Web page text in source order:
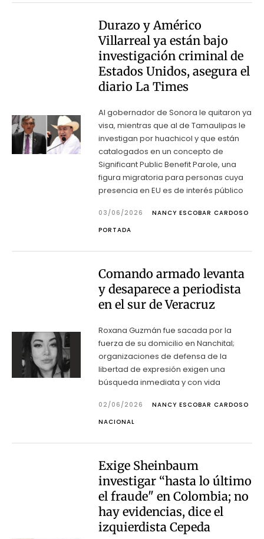
Durazo y Américo
Villarreal ya están bajo
investigación criminal de
Estados Unidos, asegura el
diario La Times
Al gobernador de Sonora le quitaron ya
visa, mientras que al de Tamaulipas le
investigan por huachicol y que están
catalogados en un concepto de
Significant Public Benefit Parole, una
figura migratoria para personas cuya
presencia en EU es de interés público
03/06/2026
NANCY ESCOBAR CARDOSO
PORTADA
Comando armado levanta
y desaparece a periodista
en el sur de Veracruz
Roxana Guzmán fue sacada por la
fuerza de su domicilio en Nanchital;
organizaciones de defensa de la
libertad de expresión exigen una
búsqueda inmediata y con vida
02/06/2026
NANCY ESCOBAR CARDOSO
NACIONAL
Exige Sheinbaum
investigar “hasta lo último
el fraude" en Colombia; no
hay evidencias, dice el
izquierdista Cepeda